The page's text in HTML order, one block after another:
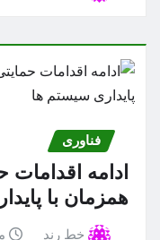
فناوری
ادامه اقدامات
همزمان با
خط رند